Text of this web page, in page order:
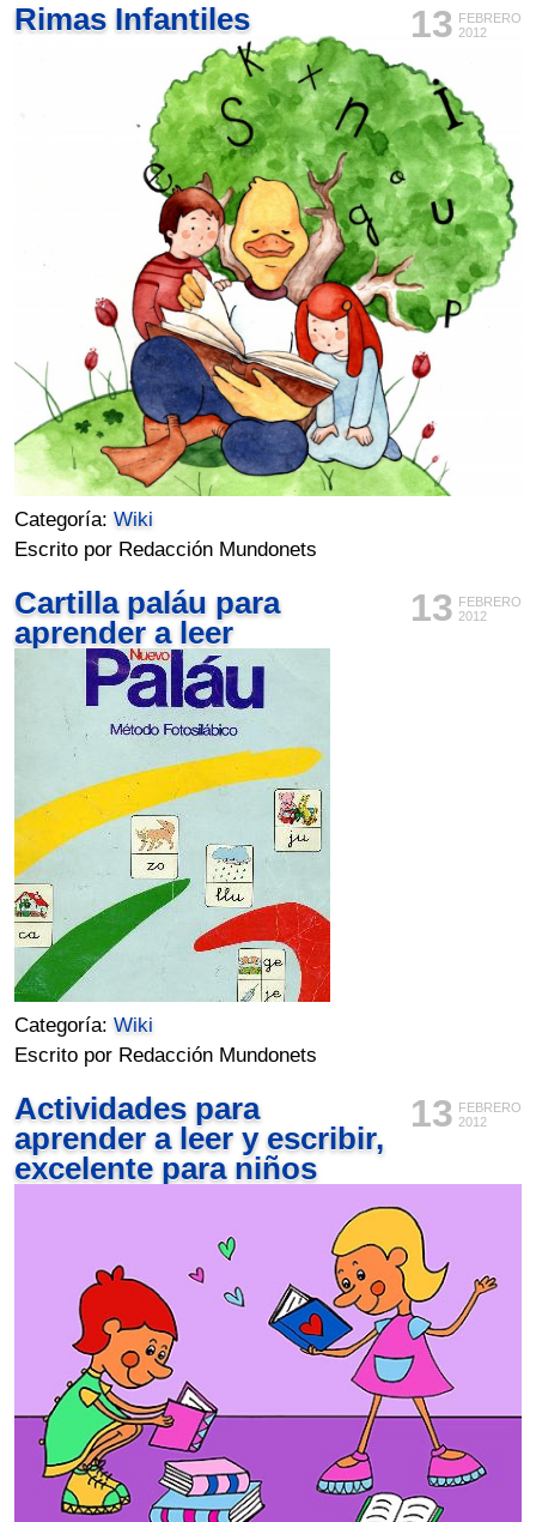
13 FEBRERO
2012
Rimas Infantiles
Categoría:Wiki
Escrito por Redacción Mundonets
13 FEBRERO
2012
Cartilla paláu para
aprender a leer
Categoría:Wiki
Escrito por Redacción Mundonets
13 FEBRERO
2012
Actividades para
aprender a leer y escribir,
excelente para niños